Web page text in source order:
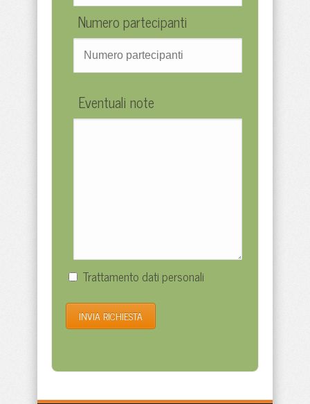
Numero partecipanti
Eventuali note
Trattamento dati personali